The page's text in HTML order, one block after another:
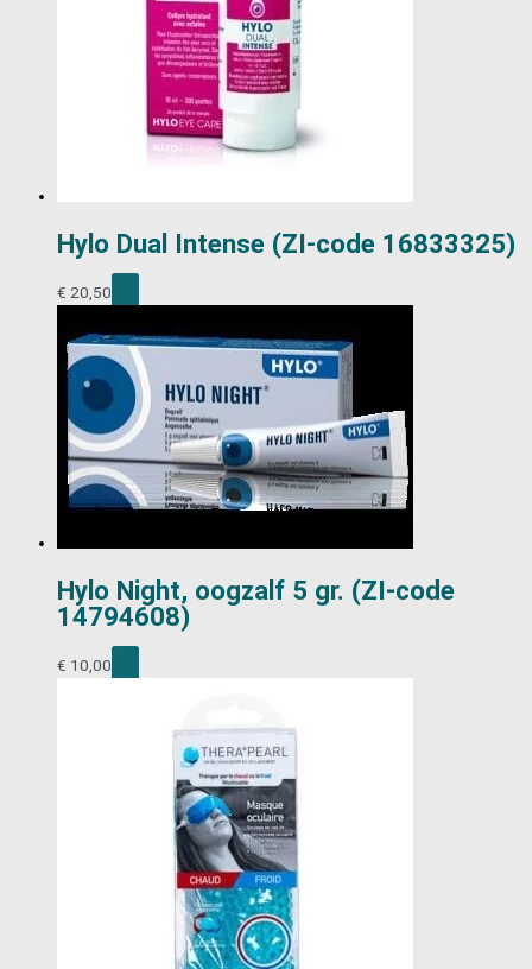
Hylo Dual Intense (ZI-code 16833325)
€ 20,50
Hylo Night, oogzalf 5 gr. (ZI-code
14794608)
€ 10,00